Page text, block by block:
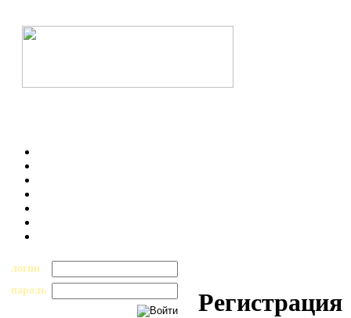
логин
пароль
Регистрация